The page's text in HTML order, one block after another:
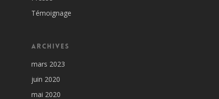
Témoignage
Archives
mars 2023
juin 2020
mai 2020